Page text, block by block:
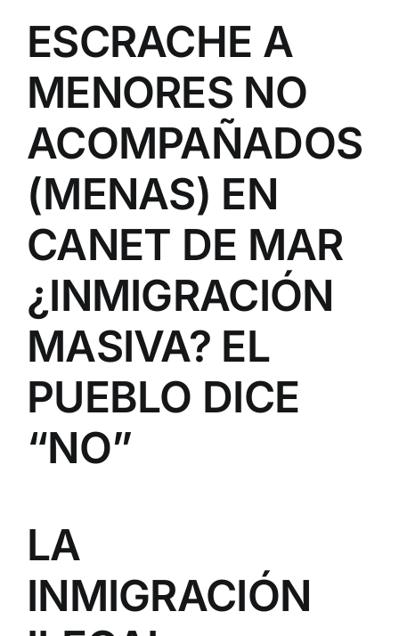
ESCRACHE A
MENORES NO
ACOMPAÑADOS
(MENAS) EN
CANET DE MAR
¿INMIGRACIÓN
MASIVA? EL
PUEBLO DICE
“NO”
LA
INMIGRACIÓN